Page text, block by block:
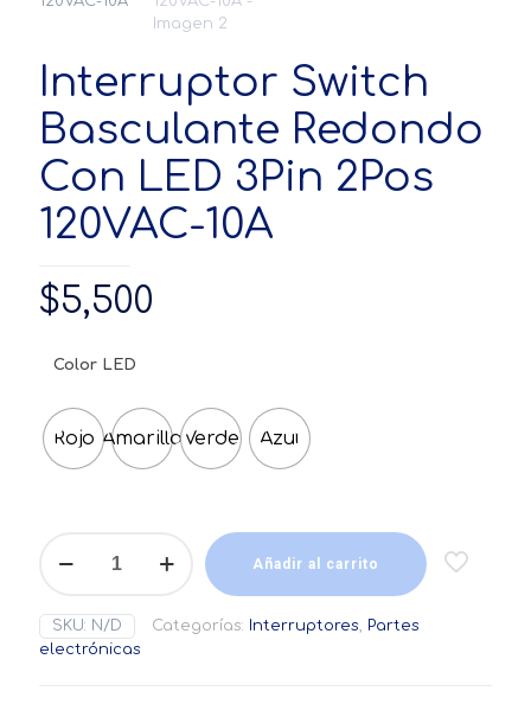
Interruptor Switch
Basculante Redondo
Con LED 3Pin 2Pos
120VAC-10A
$5,500
Color LED
Rojo AmarilloVerde Azul
Switch
Con
LED
Añadir al carrito
SKU: N/D Categorías: Interruptores
Partes
electrónicas